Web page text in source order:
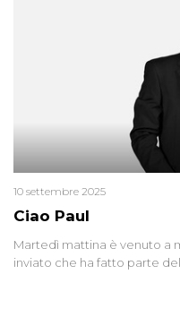
Ciao Paul
10 settembre 2025
Martedì mattina è venuto a
inviato che ha fatto parte